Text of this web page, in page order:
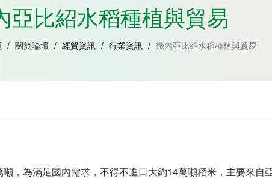
亞比紹水稻種植與貿易
/ 關於論壇 / 經貿資訊 / 行業資訊 / 幾內亞比紹水稻種植與貿易
，為滿足國內需求，不得不進口大約14萬噸稻米，主要來自